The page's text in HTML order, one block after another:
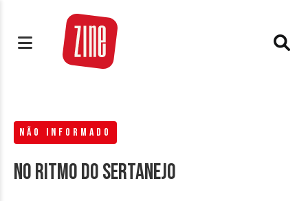
NÃO INFORMADO
No ritmo do sertanejo